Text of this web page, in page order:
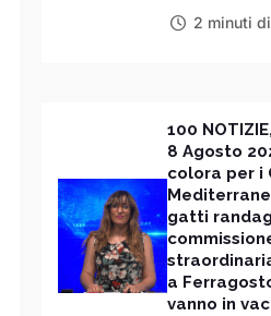
2 minuti
100
8 Agosto
colora per i
gatti
a
vanno in